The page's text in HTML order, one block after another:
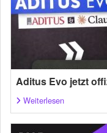
Aditus Evo jetzt
Weiterlesen